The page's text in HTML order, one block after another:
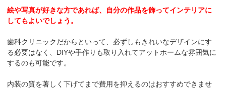
絵や写真が好きな方であれば、自分の作品を飾ってインテリアに
してもよいでしょう。
歯科クリニックだからといって、必ずしもきれいなデザインにす
る必要はなく、DIYや手作りも取り入れてアットホームな雰囲気に
するのも可能です。
内装の質を著しく下げてまで費用を抑えるのはおすすめできませ